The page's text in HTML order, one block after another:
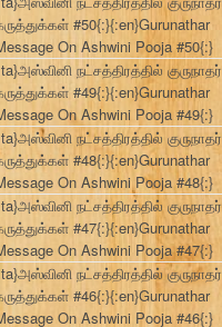
#50{:}{:en}Gurunathar
On Ashwini Pooja #50{:}
நட்சத்திரத்தில் குருநாதர்
#49{:}{:en}Gurunathar
On Ashwini Pooja #49{:}
நட்சத்திரத்தில் குருநாதர்
#48{:}{:en}Gurunathar
On Ashwini Pooja #48{:}
நட்சத்திரத்தில் குருநாதர்
#47{:}{:en}Gurunathar
On Ashwini Pooja #47{:}
நட்சத்திரத்தில் குருநாதர்
#46{:}{:en}Gurunathar
On Ashwini Pooja #46{:}